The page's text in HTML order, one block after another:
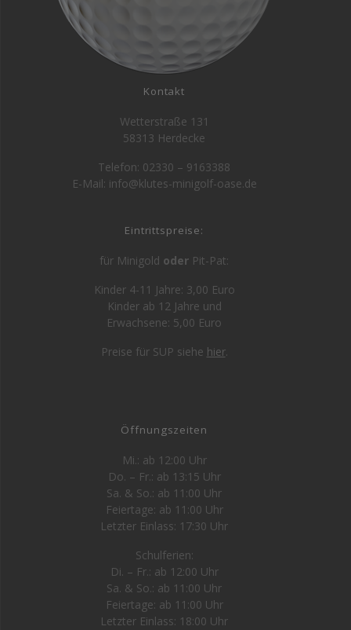
Kontakt
Wetterstraße 131
58313 Herdecke
Telefon: 02330 – 9163388
E-Mail: info@klutes-minigolf-oase.de
Eintrittspreise:
für Minigold oder Pit-Pat:
Kinder 4-11 Jahre: 3,00 Euro
Kinder ab 12 Jahre und
Erwachsene: 5,00 Euro
Preise für SUP siehe hier.
Öffnungszeiten
Mi.: ab 12:00 Uhr
Do. – Fr.: ab 13:15 Uhr
Sa. & So.: ab 11:00 Uhr
Feiertage: ab 11:00 Uhr
Letzter Einlass: 17:30 Uhr
Schulferien:
Di. – Fr.: ab 12:00 Uhr
Sa. & So.: ab 11:00 Uhr
Feiertage: ab 11:00 Uhr
Letzter Einlass: 18:00 Uhr